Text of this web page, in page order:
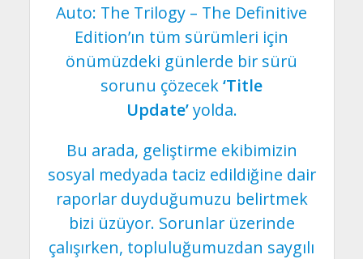
Auto: The Trilogy – The Definitive
Edition’ın tüm sürümleri için
önümüzdeki günlerde bir sürü
sorunu çözecek‘Title
Update’yolda.
Bu arada, geliştirme ekibimizin
sosyal medyada taciz edildiğine dair
raporlar duyduğumuzu belirtmek
bizi üzüyor. Sorunlar üzerinde
çalışırken, topluluğumuzdan saygılı